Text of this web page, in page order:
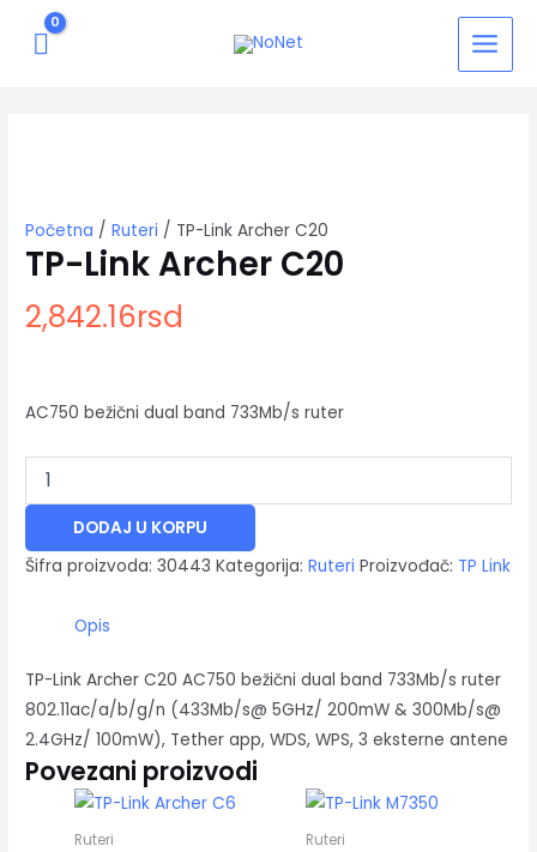
MAIN
MENU
Početna /Ruteri / TP-Link Archer C20
TP-Link Archer C20
2,842.16rsd
AC750 bežični dual band 733Mb/s ruter
DODAJ U KORPU
Šifra proizvoda:30443 Kategorija:Ruteri Proizvođač: TP Link
Opis
TP-Link Archer C20 AC750 bežični dual band 733Mb/s ruter
802.11ac/a/b/g/n (433Mb/s@ 5GHz/ 200mW & 300Mb/s@
2.4GHz/ 100mW), Tether app, WDS, WPS, 3 eksterne antene
Povezani proizvodi
Ruteri Ruteri